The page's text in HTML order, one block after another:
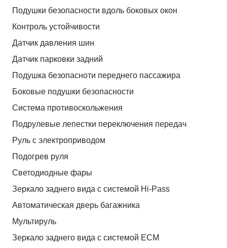
Подушки безопасности вдоль боковых окон
Контроль устойчивости
Датчик давления шин
Датчик парковки задний
Подушка безопасноти переднего пассажира
Боковые подушки безопасности
Система противоскольжения
Подрулевые лепестки переключения передач
Руль с электроприводом
Подогрев руля
Светодиодные фары
Зеркало заднего вида с системой Hi-Pass
Автоматическая дверь багажника
Мультируль
Зеркало заднего вида с системой ЕСМ